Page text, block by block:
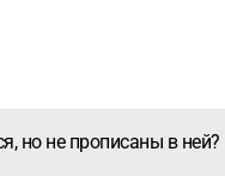
но не прописаны в ней?